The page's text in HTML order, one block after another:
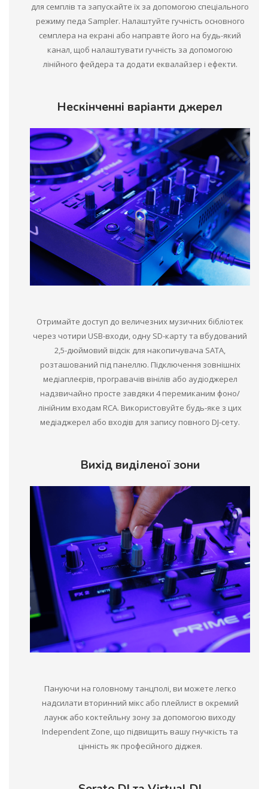
для семплів та запускайте їх за допомогою спеціального
режиму педа Sampler. Налаштуйте гучність основного
семплера на екрані або направте його на будь-який
канал, щоб налаштувати гучність за допомогою
лінійного фейдера та додати еквалайзер і ефекти.
Нескінченні варіанти джерел
Отримайте доступ до величезних музичних бібліотек
через чотири USB-входи, одну SD-карту та вбудований
2,5-дюймовий відсік для накопичувача SATA,
розташований під панеллю. Підключення зовнішніх
медіаплеєрів, програвачів вінілів або аудіоджерел
надзвичайно просте завдяки 4 перемиканим фоно/
лінійним входам RCA. Використовуйте будь-яке з цих
медіаджерел або входів для запису повного DJ-сету.
Вихід виділеної зони
Пануючи на головному танцполі, ви можете легко
надсилати вторинний мікс або плейлист в окремий
лаунж або коктейльну зону за допомогою виходу
Independent Zone, що підвищить вашу гнучкість та
цінність як професійного діджея.